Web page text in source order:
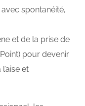
spontanéité,
et de la prise de
pour devenir
et